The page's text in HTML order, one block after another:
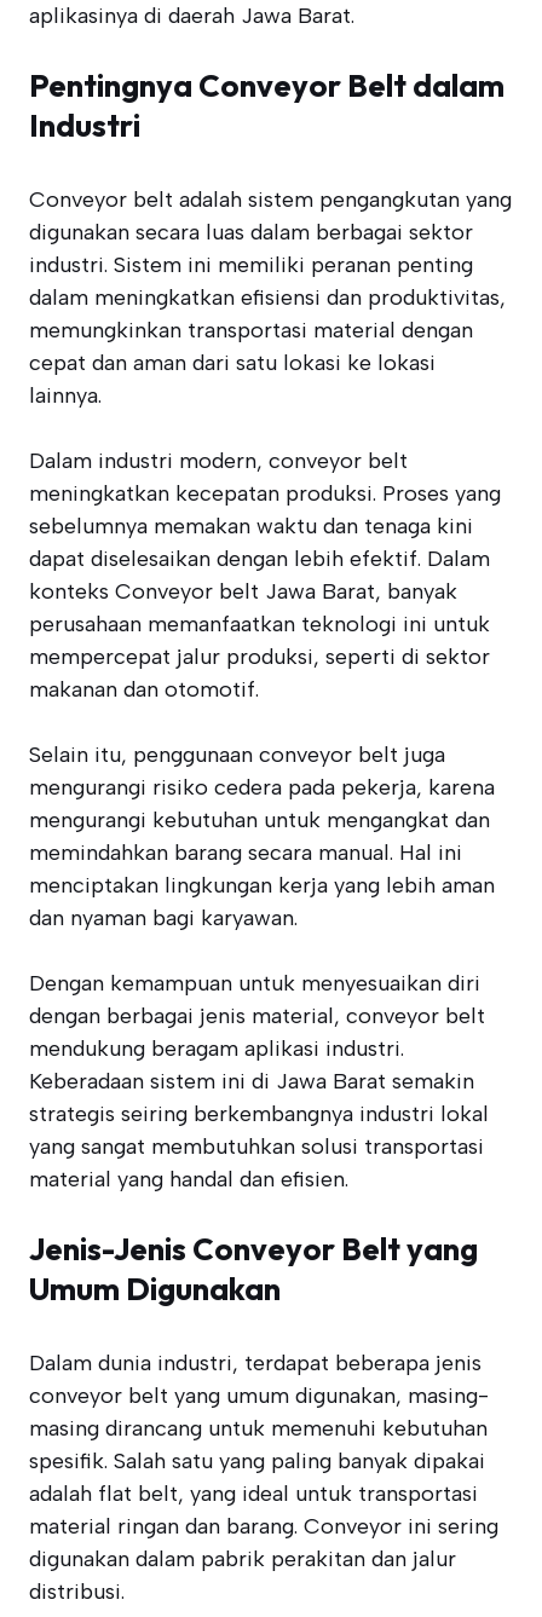
aplikasinya di daerah Jawa Barat.
Pentingnya Conveyor Belt dalam
Industri
Conveyor belt adalah sistem pengangkutan yang
digunakan secara luas dalam berbagai sektor
industri. Sistem ini memiliki peranan penting
dalam meningkatkan efisiensi dan produktivitas,
memungkinkan transportasi material dengan
cepat dan aman dari satu lokasi ke lokasi
lainnya.
Dalam industri modern, conveyor belt
meningkatkan kecepatan produksi. Proses yang
sebelumnya memakan waktu dan tenaga kini
dapat diselesaikan dengan lebih efektif. Dalam
konteks Conveyor belt Jawa Barat, banyak
perusahaan memanfaatkan teknologi ini untuk
mempercepat jalur produksi, seperti di sektor
makanan dan otomotif.
Selain itu, penggunaan conveyor belt juga
mengurangi risiko cedera pada pekerja, karena
mengurangi kebutuhan untuk mengangkat dan
memindahkan barang secara manual. Hal ini
menciptakan lingkungan kerja yang lebih aman
dan nyaman bagi karyawan.
Dengan kemampuan untuk menyesuaikan diri
dengan berbagai jenis material, conveyor belt
mendukung beragam aplikasi industri.
Keberadaan sistem ini di Jawa Barat semakin
strategis seiring berkembangnya industri lokal
yang sangat membutuhkan solusi transportasi
material yang handal dan efisien.
Jenis-Jenis Conveyor Belt yang
Umum Digunakan
Dalam dunia industri, terdapat beberapa jenis
conveyor belt yang umum digunakan, masing-
masing dirancang untuk memenuhi kebutuhan
spesifik. Salah satu yang paling banyak dipakai
adalah flat belt, yang ideal untuk transportasi
material ringan dan barang. Conveyor ini sering
digunakan dalam pabrik perakitan dan jalur
distribusi.